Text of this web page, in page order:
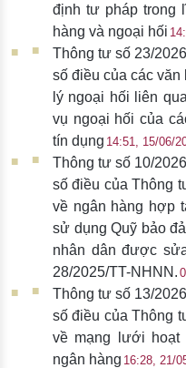
định tư pháp trong
hàng và ngoại hối
Thông tư số 23/
số điều của các văn
lý ngoại hối liên
vụ ngoại hối của
tín dụng 14:51, 15/06/
Thông tư số 10/
số điều của Thông
về ngân hàng hợp
sử dụng Quỹ bảo
nhân dân được
28/2025/TT-NHNN.
Thông tư số 13/
số điều của Thông
về mạng lưới hoạt
ngân hàng 16:28, 21/